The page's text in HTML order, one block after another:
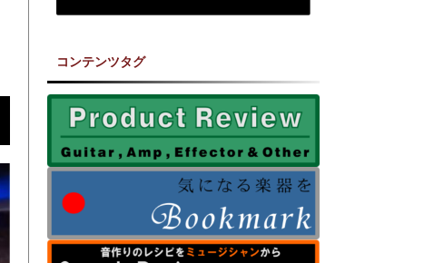
コンテンツタグ